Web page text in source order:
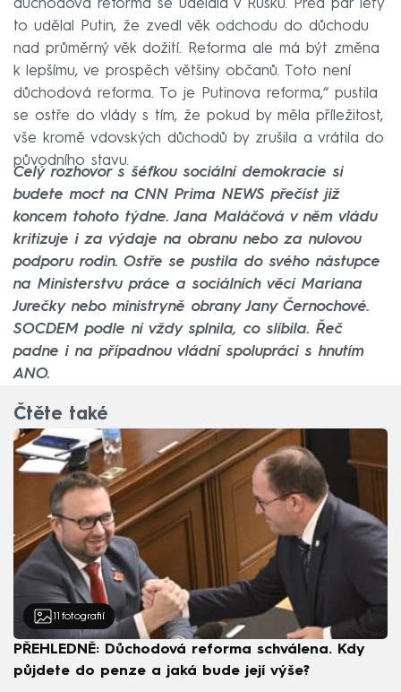
důchodová reforma se udělala v Rusku. Před pár lety
to udělal Putin, že zvedl věk odchodu do důchodu
nad průměrný věk dožití. Reforma ale má být změna
k lepšímu, ve prospěch většiny občanů. Toto není
důchodová reforma. To je Putinova reforma,“ pustila
se ostře do vlády s tím, že pokud by měla příležitost,
vše kromě vdovských důchodů by zrušila a vrátila do
původního stavu.
Celý rozhovor s šéfkou sociální demokracie si
budete moct na CNN Prima NEWS přečíst již
koncem tohoto týdne. Jana Maláčová v něm vládu
kritizuje i za výdaje na obranu nebo za nulovou
podporu rodin. Ostře se pustila do svého nástupce
na Ministerstvu práce a sociálních věcí Mariana
Jurečky nebo ministryně obrany Jany Černochové.
SOCDEM podle ní vždy splnila, co slíbila. Řeč
padne i na případnou vládní spolupráci s hnutím
ANO.
Čtěte také
11 fotografií
PŘEHLEDNĚ: Důchodová reforma schválena. Kdy
půjdete do penze a jaká bude její výše?